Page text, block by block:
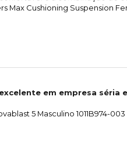
Max Cushioning Suspension
em empresa séria
5 Masculino 1011B974-003